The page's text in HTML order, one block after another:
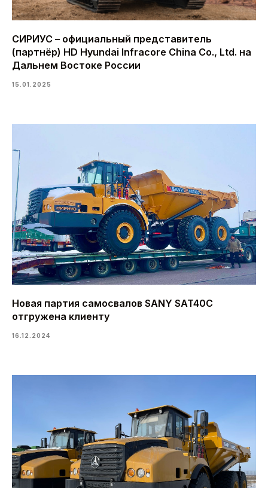
СИРИУС – официальный представитель
(партнёр) HD Hyundai Infracore China Co., Ltd. на
Дальнем Востоке России
15.01.2025
Новая партия самосвалов SANY SAT40C
отгружена клиенту
16.12.2024